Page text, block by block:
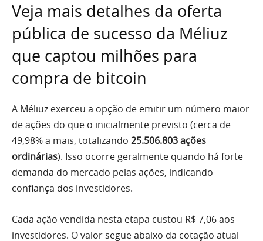
Veja mais detalhes da oferta
pública de sucesso da Méliuz
que captou milhões para
compra de bitcoin
A Méliuz exerceu a opção de emitir um número maior
de ações do que o inicialmente previsto (cerca de
49,98% a mais, totalizando 25.506.803 ações
ordinárias). Isso ocorre geralmente quando há forte
demanda do mercado pelas ações, indicando
confiança dos investidores.
Cada ação vendida nesta etapa custou R$ 7,06 aos
investidores. O valor segue abaixo da cotação atual